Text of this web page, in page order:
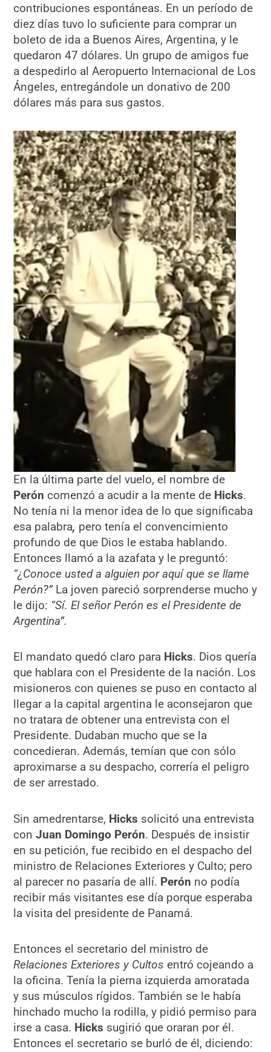
contribuciones espontáneas. En un período de
diez días tuvo lo suficiente para comprar un
boleto de ida a Buenos Aires, Argentina, y le
quedaron 47 dólares. Un grupo de amigos fue
a despedirlo al Aeropuerto Internacional de Los
Ángeles, entregándole un donativo de 200
dólares más para sus gastos.
En la última parte del vuelo, el nombre de
Perón comenzó a acudir a la mente de Hicks.
No tenía ni la menor idea de lo que significaba
esa palabra, pero tenía el convencimiento
profundo de que Dios le estaba hablando.
Entonces llamó a la azafata y le preguntó:
“¿Conoce usted a alguien por aquí que se llame
Perón?” La joven pareció sorprenderse mucho y
le dijo: “Sí. El señor Perón es el Presidente de
Argentina”.
El mandato quedó claro para Hicks. Dios quería
que hablara con el Presidente de la nación. Los
misioneros con quienes se puso en contacto al
llegar a la capital argentina le aconsejaron que
no tratara de obtener una entrevista con el
Presidente. Dudaban mucho que se la
concedieran. Además, temían que con sólo
aproximarse a su despacho, correría el peligro
de ser arrestado.
Sin amedrentarse, Hicks solicitó una entrevista
conJuan Domingo Perón. Después de insistir
en su petición, fue recibido en el despacho del
ministro de Relaciones Exteriores y Culto; pero
al parecer no pasaría de allí. Perón no podía
recibir más visitantes ese día porque esperaba
la visita del presidente de Panamá.
Entonces el secretario del ministro de
Relaciones Exteriores y Cultos entró cojeando a
la oficina. Tenía la pierna izquierda amoratada
y sus músculos rígidos. También se le había
hinchado mucho la rodilla, y pidió permiso para
irse a casa. Hicks sugirió que oraran por él.
Entonces el secretario se burló de él, diciendo: